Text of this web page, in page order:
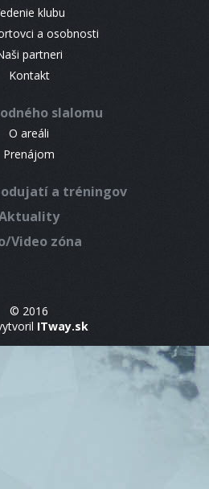
klubu
a osobnosti
partneri
Kontakt
slalomu
O areáli
Prenájom
a tréningov
Video zóna
© 2016
ITway.sk